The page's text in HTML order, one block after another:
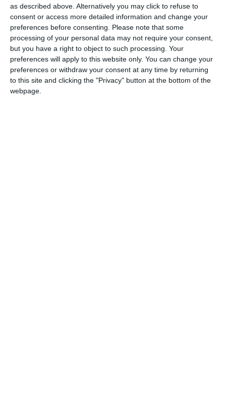
as described above. Alternatively you may click to refuse to
consent or access more detailed information and change your
preferences before consenting.
Please note that some
processing of your personal data may not require your consent,
but you have a right to object to such processing. Your
preferences will apply to this website only. You can change your
preferences or withdraw your consent at any time by returning
to this site and clicking the "Privacy" button at the bottom of the
webpage.
să putem urmări comentariile tale pe site. Nu vom folosi datele tale în alt scop.
Pentru mai multe informaţii, consultă politica noastră de confidenţialitate, unde vei
primi mai multe privind informaţii despre cum și de ce stocăm datele tale.
Posteaza comentariul